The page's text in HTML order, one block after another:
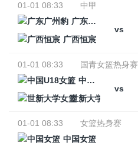
01-01 08:33
中甲
广东广州豹
vs
广西恒宸
01-01 08:33
国青女篮热身赛
中国U18女篮
vs
世新大学女篮
01-01 08:33
女篮热身赛
中国女篮